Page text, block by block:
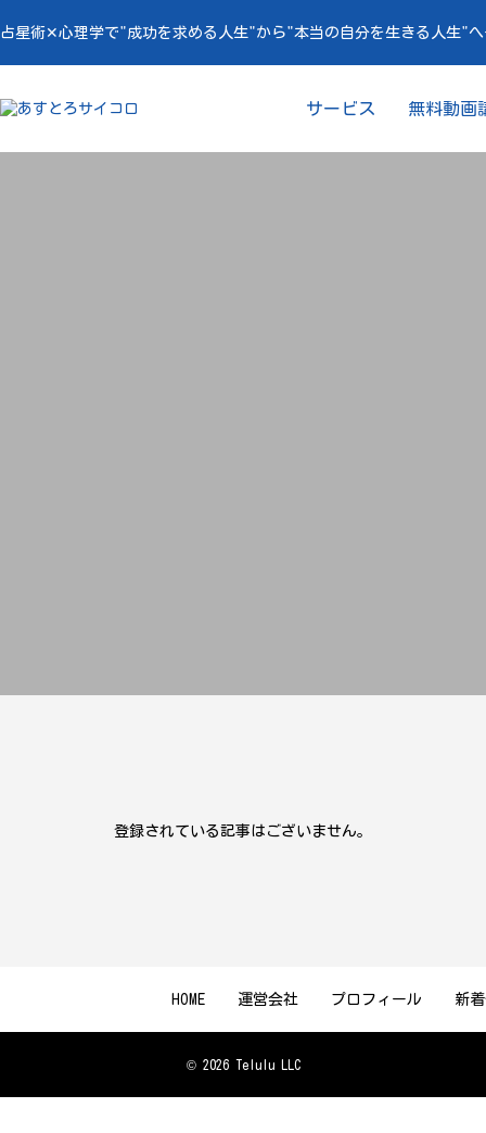
占星術✕心理学で"成功を求める人生"から"本当の自分を生きる人生"
サービス 無料動画
登録されている記事はございません。
HOME 運営会社 プロフィール 新
© 2026 Telulu LLC